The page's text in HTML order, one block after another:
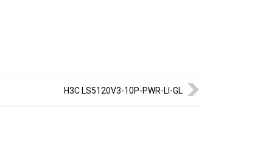
H3C LS5120V3-10P-PWR-LI-GL